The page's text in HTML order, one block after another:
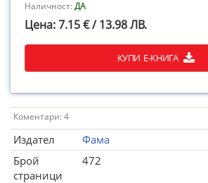
Наличност:ДА
Цена: 7.15 € / 13.98 ЛВ.
КУПИ Е-КНИГА
Коментари: 4
Издател
Фама
Брой
страници
472